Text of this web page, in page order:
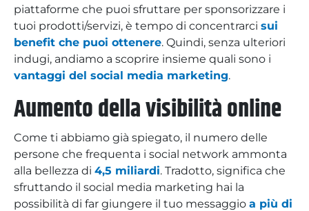
piattaforme che puoi sfruttare per sponsorizzare i
tuoi prodotti/servizi, è tempo di concentrarci sui
benefit che puoi ottenere. Quindi, senza ulteriori
indugi, andiamo a scoprire insieme quali sono i
vantaggi del social media marketing.
Aumento della visibilità online
Come ti abbiamo già spiegato, il numero delle
persone che frequenta i social network ammonta
alla bellezza di 4,5 miliardi. Tradotto, significa che
sfruttando il social media marketing hai la
possibilità di far giungere il tuo messaggio a più di